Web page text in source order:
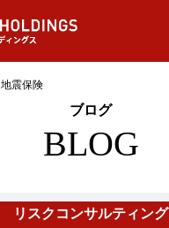
地震保険
ブログ
BLOG
リスクコンサルティング